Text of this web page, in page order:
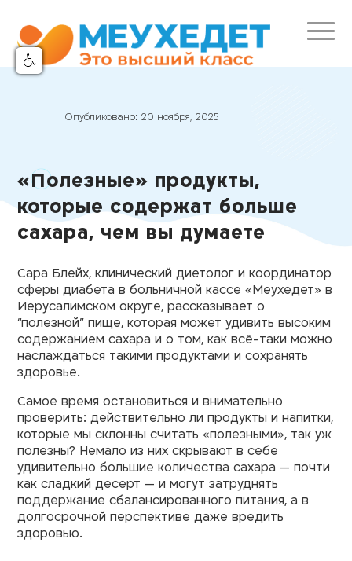
Опубликовано: 20 ноября, 2025
«Полезные» продукты,
которые содержат больше
сахара, чем вы думаете
Сара Блейх, клинический диетолог и координатор
сферы диабета в больничной кассе «Меухедет» в
Иерусалимском округе, рассказывает о
“полезной” пище, которая может удивить высоким
содержанием сахара и о том, как всё-таки можно
наслаждаться такими продуктами и сохранять
здоровье.
Самое время остановиться и внимательно
проверить: действительно ли продукты и напитки,
которые мы склонны считать «полезными», так уж
полезны? Немало из них скрывают в себе
удивительно большие количества сахара — почти
как сладкий десерт — и могут затруднять
поддержание сбалансированного питания, а в
долгосрочной перспективе даже вредить
здоровью.